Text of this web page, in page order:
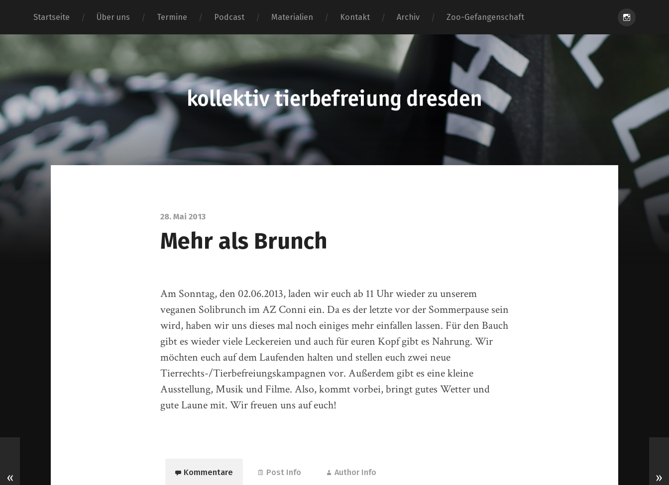
Startseite Über uns Termine Podcast Materialien Kontakt Archiv Zoo-Gefangenschaft Instagram
tierbefreiung
28. Mai 2013
Mehr als Brunch
Am Sonntag, den 02.06.2013, laden wir euch ab 11 Uhr wieder zu unserem
veganen Solibrunch im AZ Conni ein. Da es der letzte vor der Sommerpause sein
wird, haben wir uns dieses mal noch einiges mehr einfallen lassen. Für den Bauch
gibt es wieder viele Leckereien und auch für euren Kopf gibt es Nahrung. Wir
möchten euch auf dem Laufenden halten und stellen euch zwei neue
Tierrechts-/Tierbefreiungskampagnen vor. Außerdem gibt es eine kleine
Ausstellung, Musik und Filme. Also, kommt vorbei, bringt gutes Wetter und
gute Laune mit. Wir freuen uns auf euch!
Kommentare Post Info Author Info
« »